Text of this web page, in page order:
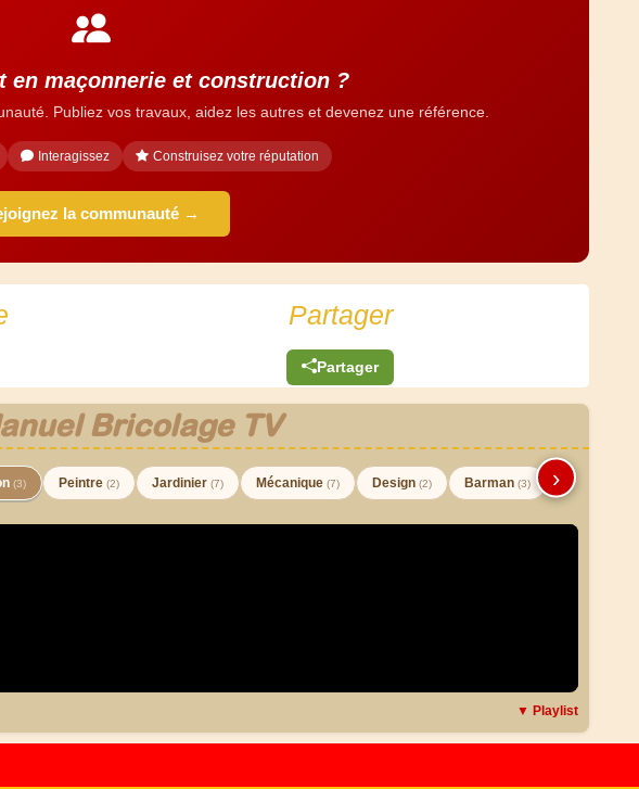
en maçonnerie et construction ?
Publiez vos travaux, aidez les autres et devenez une référence.
Interagissez Construisez votre réputation
la communauté →
Partager
Partager
Bricolage TV
(3) Peintre (2) Jardinier (7) Mécanique (7) Design (2) Barman (3) ›
▼ Playlist